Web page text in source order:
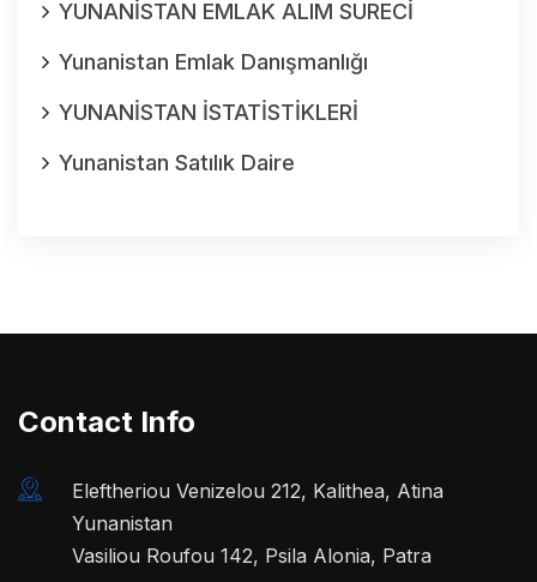
YUNANİSTAN EMLAK ALIM SURECİ
Yunanistan Emlak Danışmanlığı
YUNANİSTAN İSTATİSTİKLERİ
Yunanistan Satılık Daire
Contact Info
Eleftheriou Venizelou 212, Kalithea, Atina
Yunanistan
Vasiliou Roufou 142, Psila Alonia, Patra